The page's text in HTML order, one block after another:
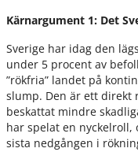
Kärnargument 1: Det
Sverige har idag den
under 5 procent av
”rökfria” landet på
slump. Den är ett direkt
beskattat mindre
har spelat en
sista nedgången i